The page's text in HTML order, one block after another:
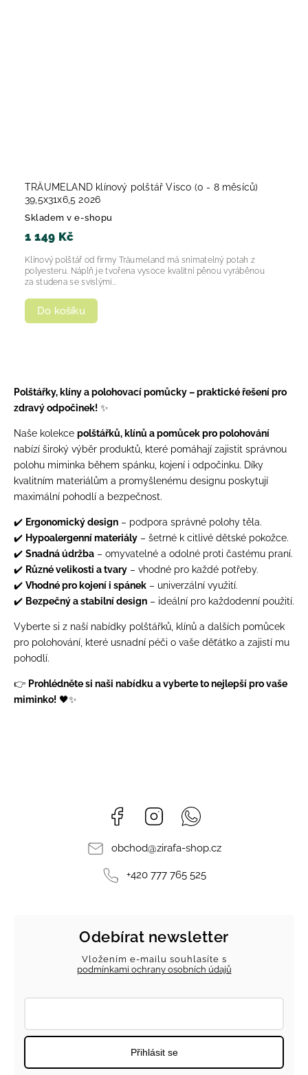
TRÄUMELAND klínový polštář Visco (0 - 8 měsíců)
39,5x31x6,5 2026
Skladem v e-shopu
1 149 Kč
Do košíku
Klínový polštář od firmy Träumeland má snímatelný potah z
polyesteru. Náplň je tvořena vysoce kvalitní pěnou vyráběnou
za studena se svislými...
Polštářky, klíny a polohovací pomůcky – praktické řešení pro
zdravý odpočinek! ✨
Naše kolekce polštářků, klínů a pomůcek pro polohování
nabízí široký výběr produktů, které pomáhají zajistit správnou
polohu miminka během spánku, kojení i odpočinku. Díky
kvalitním materiálům a promyšlenému designu poskytují
maximální pohodlí a bezpečnost.
✔️ Ergonomický design – podpora správné polohy těla.
✔️ Hypoalergenní materiály – šetrné k citlivé dětské pokožce.
✔️ Snadná údržba – omyvatelné a odolné proti častému praní.
✔️ Různé velikosti a tvary – vhodné pro každé potřeby.
✔️ Vhodné pro kojení i spánek – univerzální využití.
✔️ Bezpečný a stabilní design – ideální pro každodenní použití.
Vyberte si z naší nabídky polštářků, klínů a dalších pomůcek
pro polohování, které usnadní péči o vaše děťátko a zajistí mu
pohodlí.
👉 Prohlédněte si naši nabídku a vyberte to nejlepší pro vaše
miminko! 🖤✨
Facebook Instagram
obchod@zirafa-shop.cz
+420 777 765 525
Odebírat newsletter
Vložením e-mailu souhlasíte s
podmínkami ochrany osobních údajů
Přihlásit se